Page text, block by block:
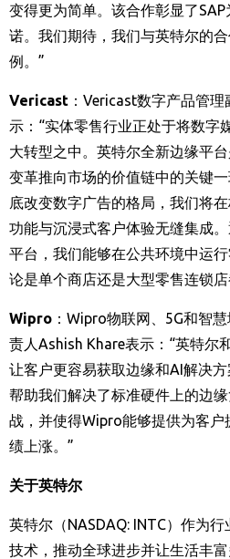
变得更为简单。该合作彰显了SAP
诺。我们期待，我们与英特尔的
例。 ”
Vericast ： Vericast数字产品管理
示： “实体零售行业正处于将数字
大转型之中。英特尔全新边缘平
变革推向市场的价值链中的关键
底改变数字广告的格局，我们将
功能与沉浸式客户体验无缝集成
平台，我们能够在公共环境中运
论是单个商店还是大型零售连锁店
Wipro ： Wipro物联网、 5G和智
责人 Ashish Khare表示： “英特尔
让客户更容易获取边缘和AI解决
帮助我们解决了标准硬件上的边
战，并使得Wipro能够提供为客户
绩上涨。 ”
关于英特尔
英特尔（NASDAQ: INTC）作为行
技术，推动全球进步并让生活丰